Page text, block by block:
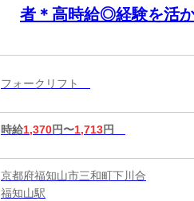
者＊高時給◎経験を活
み
フォークリフト
時給1,370円〜1,713円
京都府福知山市三和町下川合
福知山駅